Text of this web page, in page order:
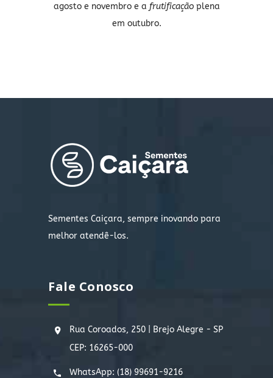
agosto e novembro e a frutificaçãoplena
em outubro.
Sementes Caiçara, sempre inovando para
melhor atendê-los.
Fale Conosco
Rua Coroados, 250 | Brejo Alegre - SP
CEP: 16265-000
WhatsApp: (18) 99691-9216